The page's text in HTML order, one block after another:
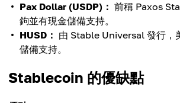
Pax Dollar (USDP)： 前稱 Paxos
鉤並有現金儲備支持。
HUSD： 由 Stable Universal 發行，
儲備支持。
Stablecoin 的優缺點